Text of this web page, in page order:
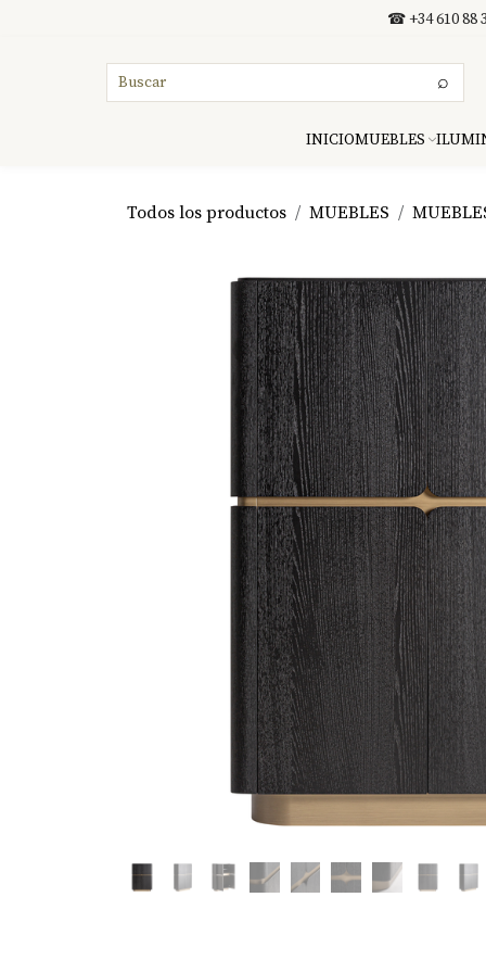
☎ +34 610 88
⌕
INICIOMUEBLES
Todos los productos MUEBLES